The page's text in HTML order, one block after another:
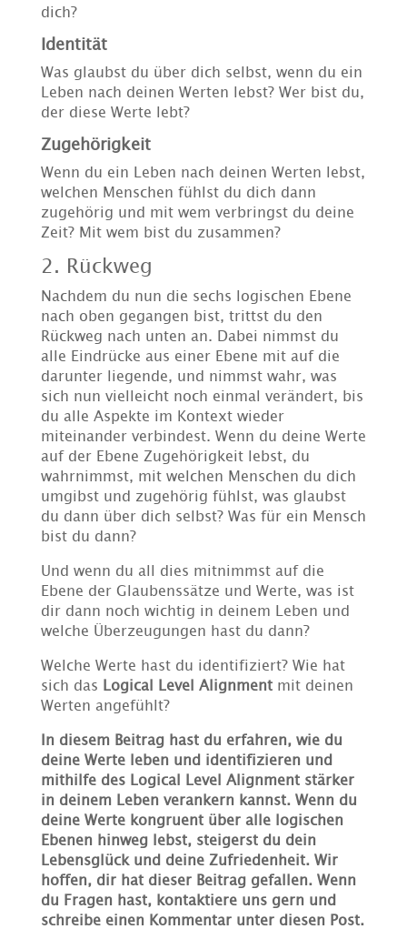
dich?
Identität
Was glaubst du über dich selbst, wenn du ein
Leben nach deinen Werten lebst? Wer bist du,
der diese Werte lebt?
Zugehörigkeit
Wenn du ein Leben nach deinen Werten lebst,
welchen Menschen fühlst du dich dann
zugehörig und mit wem verbringst du deine
Zeit? Mit wem bist du zusammen?
2. Rückweg
Nachdem du nun die sechs logischen Ebene
nach oben gegangen bist, trittst du den
Rückweg nach unten an. Dabei nimmst du
alle Eindrücke aus einer Ebene mit auf die
darunter liegende, und nimmst wahr, was
sich nun vielleicht noch einmal verändert, bis
du alle Aspekte im Kontext wieder
miteinander verbindest. Wenn du deine Werte
auf der Ebene Zugehörigkeit lebst, du
wahrnimmst, mit welchen Menschen du dich
umgibst und zugehörig fühlst, was glaubst
du dann über dich selbst? Was für ein Mensch
bist du dann?
Und wenn du all dies mitnimmst auf die
Ebene der Glaubenssätze und Werte, was ist
dir dann noch wichtig in deinem Leben und
welche Überzeugungen hast du dann?
Welche Werte hast du identifiziert? Wie hat
sich das Logical Level Alignmentmit deinen
Werten angefühlt?
In diesem Beitrag hast du erfahren, wie du
deine Werte leben und identifizieren und
mithilfe des Logical Level Alignment stärker
in deinem Leben verankern kannst. Wenn du
deine Werte kongruent über alle logischen
Ebenen hinweg lebst, steigerst du dein
Lebensglück und deine Zufriedenheit. Wir
hoffen, dir hat dieser Beitrag gefallen. Wenn
du Fragen hast, kontaktiere uns gern und
schreibe einen Kommentar unter diesen Post.